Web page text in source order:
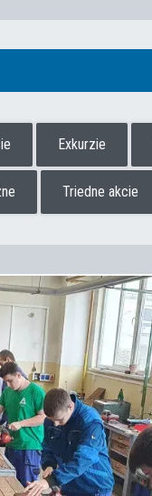
Exkurzie
Triedne akcie